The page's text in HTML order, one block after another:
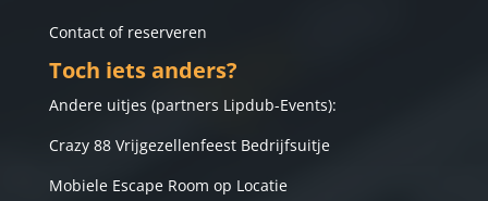
Contact of reserveren
Toch iets anders?
Andere uitjes (partners Lipdub-Events):
Crazy 88 Vrijgezellenfeest Bedrijfsuitje
Mobiele Escape Room op Locatie